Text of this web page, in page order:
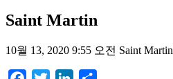
Saint Martin
10월 13, 2020 9:55 오전 Saint Martin